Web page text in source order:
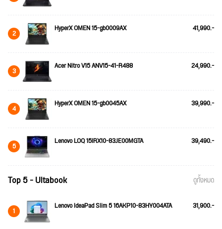
2 HyperX OMEN 15-gb0009AX 41,990.-
3 Acer Nitro V15 ANV15-41-R488 24,990.-
4 HyperX OMEN 15-gb0045AX 39,990.-
5 Lenovo LOQ 15IRX10-83JE00MGTA 39,490.-
Top 5 - Ultabook ดูทั้งหมด
1 Lenovo IdeaPad Slim 5 16AKP10-83HY004ATA 31,900.-